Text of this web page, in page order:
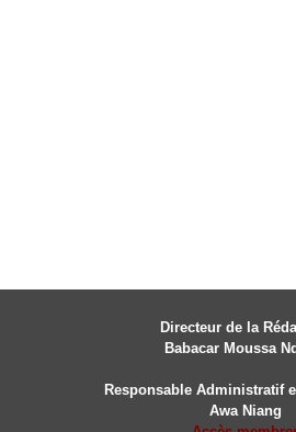
Directeur de la
Babacar Moussa
Responsable Administratif
Awa Niang